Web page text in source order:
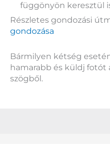
függönyön keresztül
Részletes gondozási
gondozása
Bármilyen kétség
hamarabb és küldj
szögből.